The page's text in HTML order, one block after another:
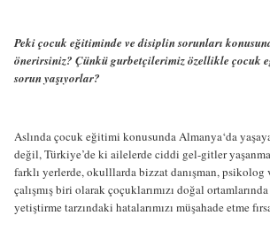
Peki çocuk eğitiminde ve disiplin sorunları
önerirsiniz? Çünkü gurbetçilerimiz özellikle çocuk
sorun yaşıyorlar?
Aslında çocuk eğitimi konusunda Almanya‘da
değil, Türkiye’de ki ailelerde ciddi gel-gitler
farklı yerlerde, okulllarda bizzat danışman,
çalışmış biri olarak çoçuklarımızı doğal
yetiştirme tarzındaki hatalarımızı müşahade etme